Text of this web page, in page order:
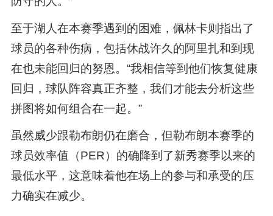
至于湖人在本赛季遇到的困难，佩林卡则指出了
球员的各种伤病，包括休战许久的阿里扎和到现
在也未能回归的努恩。“我相信等到他们恢复健康
回归，球队阵容真正齐整，我们才能去分析这些
拼图将如何组合在一起。”
虽然威少跟勒布朗仍在磨合，但勒布朗本赛季的
球员效率值（PER）的确降到了新秀赛季以来的
最低水平，这意味着他在场上的参与和承受的压
力确实在减少。